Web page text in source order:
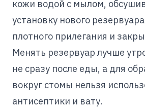
кожи водой с мылом,
установку нового
плотного прилегания и
Менять резервуар лучше
не сразу после еды, а для
вокруг стомы нельзя
антисептики и вату.